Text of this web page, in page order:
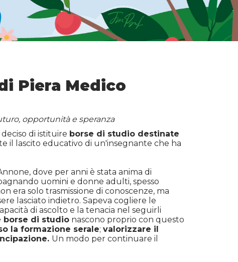
Piera Medico
opportunità e speranza
di istituire borse di studio destinate
il lascito educativo di un'insegnante che ha
dove per anni è stata anima di
uomini e donne adulti, spesso
era solo trasmissione di conoscenze, ma
lasciato indietro. Sapeva cogliere le
di ascolto e la tenacia nel seguirli
borse di studio nascono proprio con questo
la formazione serale; valorizzare il
Un modo per continuare il